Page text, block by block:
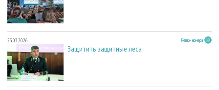
23.03.2026 Регион номера
Защитить защитные леса